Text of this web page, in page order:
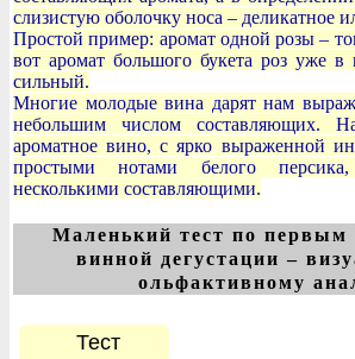
слизистую оболочку носа – деликатное
Простой пример: аромат одной розы –
вот аромат большого букета роз уже в
сильный.
Многие молодые вина дарят нам
небольшим числом составляющих.
ароматное вино, с ярко выраженной
простыми нотами белого
несколькими составляющими.
Маленький тест по первым
винной дегустации –
ольфактивному
Тест